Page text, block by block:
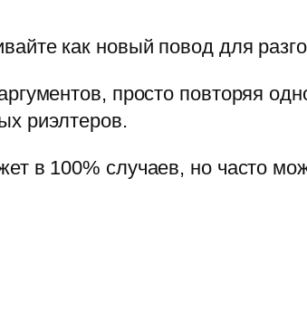
как новый повод для
просто повторяя
риэлтеров.
в 100% случаев, но часто